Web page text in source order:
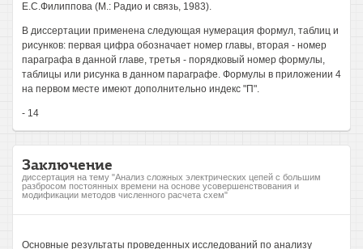
Е.С.Филиппова (М.: Радио и связь, 1983).
В диссертации применена следующая нумерация формул, таблиц и
рисунков: первая цифра обозначает номер главы, вторая - номер
параграфа в данной главе, третья - порядковый номер формулы,
таблицы или рисунка в данном параграфе. Формулы в приложении 4
на первом месте имеют дополнительно индекс "П".
- 14
Заключение
диссертация на тему "Анализ сложных электрических цепей с большим
разбросом постоянных времени на основе усовершенствования и
модификации методов численного расчета схем"
Основные результаты проведенных исследований по анализу